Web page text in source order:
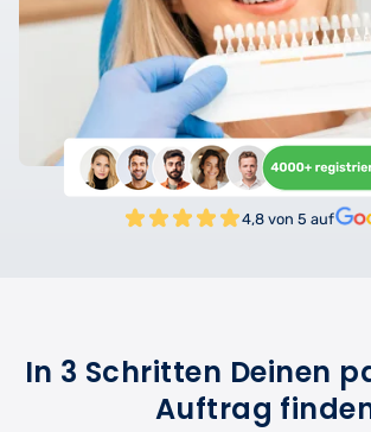
4,8 von 5 auf
In 3 Schritten Deinen
Auftrag